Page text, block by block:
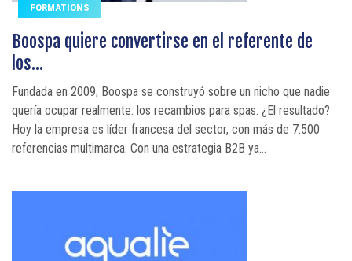
FORMATIONS
Boospa quiere convertirse en el referente de
los...
Fundada en 2009, Boospa se construyó sobre un nicho que nadie
quería ocupar realmente: los recambios para spas. ¿El resultado?
Hoy la empresa es líder francesa del sector, con más de 7.500
referencias multimarca. Con una estrategia B2B ya...